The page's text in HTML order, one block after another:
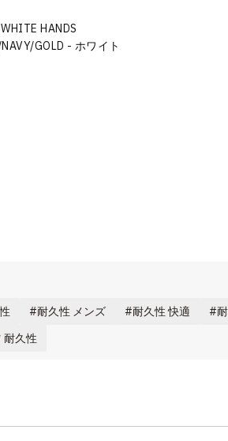
HANDS
GOLD - ホワイト
耐久性 メンズ 耐久性 快適
耐久性